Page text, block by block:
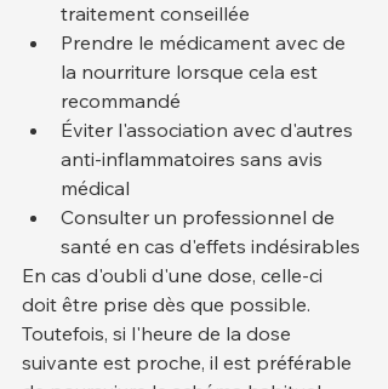
traitement conseillée
Prendre le médicament avec de
la nourriture lorsque cela est
recommandé
Éviter l'association avec d'autres
anti-inflammatoires sans avis
médical
Consulter un professionnel de
santé en cas d'effets indésirables
En cas d'oubli d'une dose, celle-ci
doit être prise dès que possible.
Toutefois, si l'heure de la dose
suivante est proche, il est préférable